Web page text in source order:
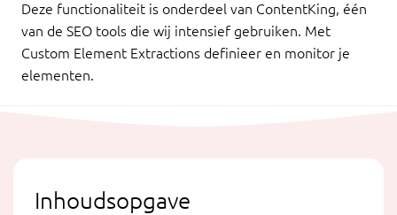
Deze functionaliteit is onderdeel van ContentKing, één
van de SEO tools die wij intensief gebruiken. Met
Custom Element Extractions definieer en monitor je
elementen.
Inhoudsopgave